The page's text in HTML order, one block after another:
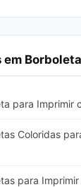
em
para Imprimir
Coloridas
para